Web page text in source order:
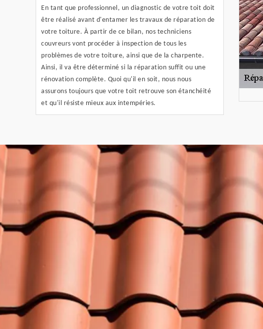
En tant que professionnel, un diagnostic de votre toit doit
être réalisé avant d'entamer les travaux de réparation de
votre toiture. À partir de ce bilan, nos techniciens
couvreurs vont procéder à inspection de tous les
problèmes de votre toiture, ainsi que de la charpente.
Ainsi, il va être déterminé si la réparation suffit ou une
rénovation complète. Quoi qu'il en soit, nous nous
assurons toujours que votre toit retrouve son étanchéité
et qu'il résiste mieux aux intempéries.